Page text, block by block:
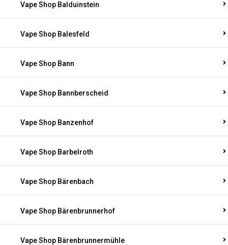
Vape Shop Balduinstein
Vape Shop Balesfeld
Vape Shop Bann
Vape Shop Bannberscheid
Vape Shop Banzenhof
Vape Shop Barbelroth
Vape Shop Bärenbach
Vape Shop Bärenbrunnerhof
Vape Shop Bärenbrunnermühle